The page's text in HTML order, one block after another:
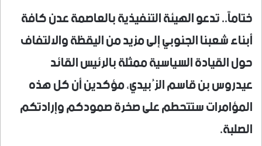
​ختاماً.. تدعو الهيئة التنفيذية بالعاصمة عدن كافة
أبناء شعبنا الجنوبي إلى مزيد من اليقظة والالتفاف
حول القيادة السياسية ممثلة بالرئيس القائد
عيدروس بن قاسم الزُبيدي، مؤكدين أن كل هذه
المؤامرات ستتحطم على صخرة صمودكم وإرادتكم
الصلبة.